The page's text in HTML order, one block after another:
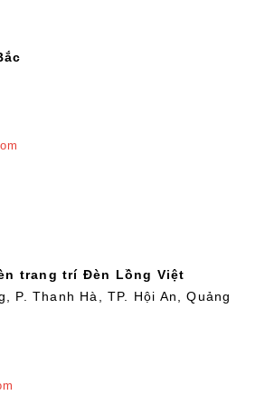
trang trí Đèn Lồng Việt
P. Thanh Hà, TP. Hội An, Quảng